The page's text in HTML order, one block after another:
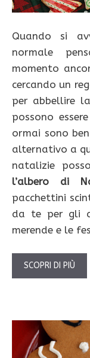
Quando si
normale
momento
cercando un
per abbellire
possono
ormai sono
alternativo a
natalizie
l’albero di
pacchettini
da te per gli
merende e le
SCOPRI DI PIÙ